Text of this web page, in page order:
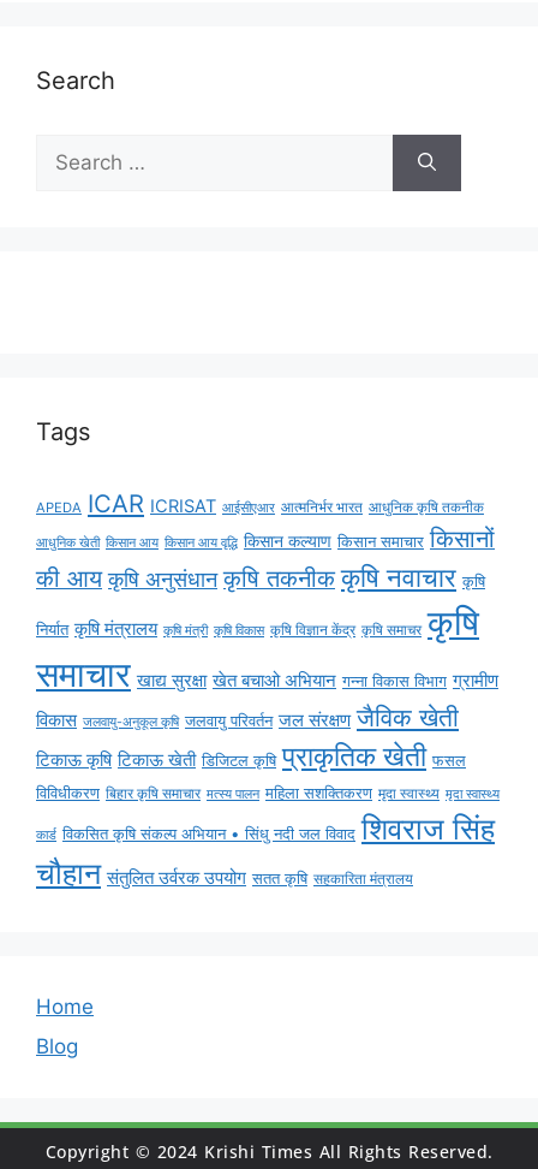
Search
Tags
APEDA ICAR ICRISAT आईसीएआर आत्मनिर्भर भारत आधुनिक कृषि तकनीक
आधुनिक खेती किसान आय किसान आय वृद्धि किसान कल्याण किसान समाचार किसानों
की आय कृषि अनुसंधान कृषि तकनीक कृषि नवाचार कृषि
निर्यात कृषि मंत्रालय कृषि मंत्री कृषि विकास कृषि विज्ञान केंद्र कृषि समाचर कृषि
समाचार खाद्य सुरक्षा खेत बचाओ अभियान गन्ना विकास विभाग ग्रामीण
विकास जलवायु-अनुकूल कृषि जलवायु परिवर्तन जल संरक्षण जैविक खेती
टिकाऊ कृषि टिकाऊ खेती डिजिटल कृषि प्राकृतिक खेती फसल
विविधीकरण बिहार कृषि समाचार मत्स्य पालन महिला सशक्तिकरण मृदा स्वास्थ्य मृदा स्वास्थ्य
कार्ड विकसित कृषि संकल्प अभियान • सिंधु नदी जल विवाद शिवराज सिंह
चौहान संतुलित उर्वरक उपयोग सतत कृषि सहकारिता मंत्रालय
Home
Blog
Copyright © 2024 Krishi Times All Rights Reserved.